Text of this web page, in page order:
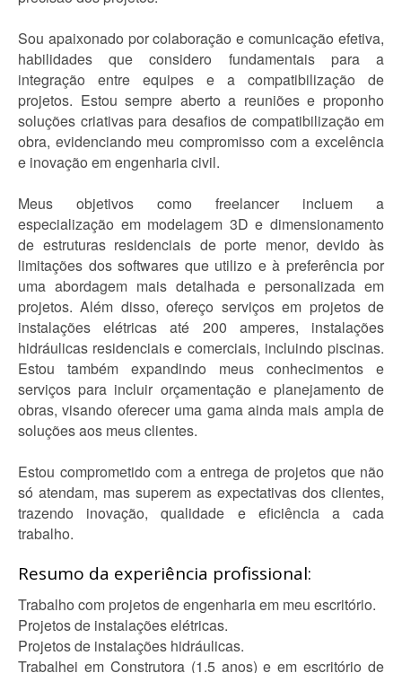
Sou apaixonado por colaboração e comunicação efetiva,
habilidades que considero fundamentais para a
integração entre equipes e a compatibilização de
projetos. Estou sempre aberto a reuniões e proponho
soluções criativas para desafios de compatibilização em
obra, evidenciando meu compromisso com a excelência
e inovação em engenharia civil.
Meus objetivos como freelancer incluem a
especialização em modelagem 3D e dimensionamento
de estruturas residenciais de porte menor, devido às
limitações dos softwares que utilizo e à preferência por
uma abordagem mais detalhada e personalizada em
projetos. Além disso, ofereço serviços em projetos de
instalações elétricas até 200 amperes, instalações
hidráulicas residenciais e comerciais, incluindo piscinas.
Estou também expandindo meus conhecimentos e
serviços para incluir orçamentação e planejamento de
obras, visando oferecer uma gama ainda mais ampla de
soluções aos meus clientes.
Estou comprometido com a entrega de projetos que não
só atendam, mas superem as expectativas dos clientes,
trazendo inovação, qualidade e eficiência a cada
trabalho.
Resumo da experiência profissional:
Trabalho com projetos de engenharia em meu escritório.
Projetos de instalações elétricas.
Projetos de instalações hidráulicas.
Trabalhei em Construtora (1.5 anos) e em escritório de